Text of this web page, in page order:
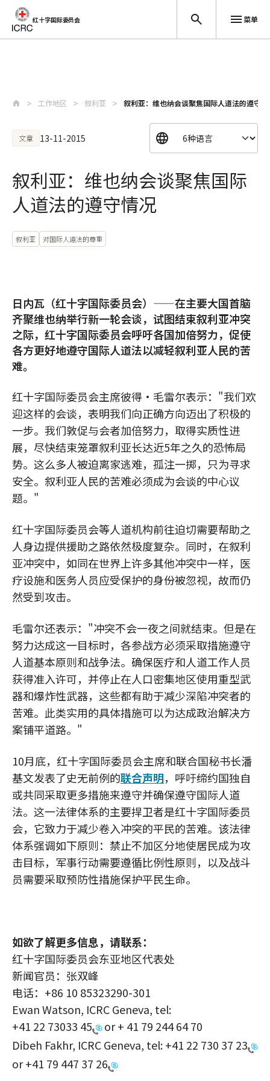
红十字国际委员会 菜单
工作地区 叙利亚 叙利亚：维也纳会谈聚焦国际人道法的遵守情
文章 13-11-2015
叙利亚：维也纳会谈聚焦国际
人道法的遵守情况
叙利亚 对国际人道法的尊重
日内瓦（红十字国际委员会）——在主要大国首脑
齐聚维也纳举行新一轮会谈，试图结束叙利亚冲突
之际，红十字国际委员会呼吁各国加倍努力，促使
各方更好地遵守国际人道法以减轻叙利亚人民的苦
难。
红十字国际委员会主席彼得·毛雷尔表示："我们欢
迎这样的会谈，表明我们向正确方向迈出了积极的
一步。我们敦促与会者加倍努力，取得实质性进
展，尽快结束笼罩叙利亚长达近5年之久的恐怖局
势。这么多人被迫离家逃难，孤注一掷，只为寻求
安全。叙利亚人民的苦难必须成为会谈的中心议
题。"
红十字国际委员会等人道机构前往迫切需要帮助之
人身边提供援助之路依然极度复杂。同时，在叙利
亚冲突中，如同在世界上许多其他冲突中一样，医
疗设施和医务人员应受保护的身份被忽视，故而仍
然受到攻击。
毛雷尔还表示："冲突不会一夜之间就结束。但是在
努力达成这一目标时，各参战方必须采取措施遵守
人道基本原则和战争法。确保医疗和人道工作人员
获得准入许可，并停止在人口密集地区使用重型武
器和爆炸性武器，这些都有助于减少深陷冲突者的
苦难。此类实用的具体措施可以为达成政治解决方
案铺平道路。"
10月底，红十字国际委员会主席和联合国秘书长潘
基文发表了史无前例的联合声明，呼吁缔约国独自
或共同采取更多措施来遵守并确保遵守国际人道
法。这一法律体系的主要捍卫者是红十字国际委员
会，它致力于减少卷入冲突的平民的苦难。该法律
体系强调如下原则：禁止不加区分地使居民成为攻
击目标，军事行动需要遵循比例性原则，以及战斗
员需要采取预防性措施保护平民生命。
如欲了解更多信息，请联系：
红十字国际委员会东亚地区代表处
新闻官员：张双峰
电话：+86 10 85323290-301
Ewan Watson, ICRC Geneva, tel:
+41 22 73033 45
or + 41 79 244 64 70
Dibeh Fakhr, ICRC Geneva, tel:+41 22 730 37 23
or+41 79 447 37 26